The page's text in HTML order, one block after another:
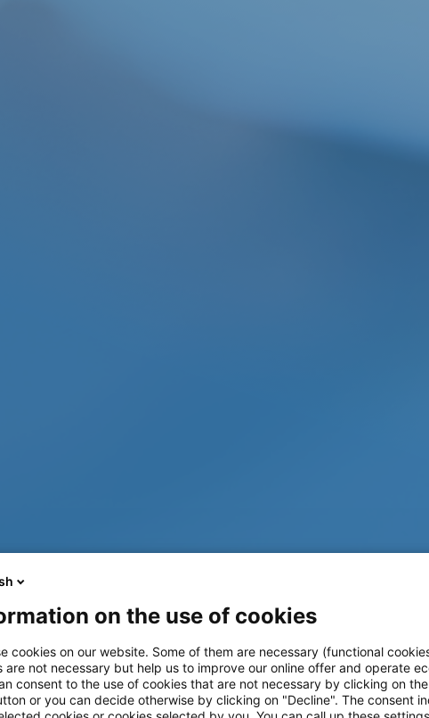
on the use of cookies
cookies on our website. Some of them are necessary (functional
are not necessary but help us to improve our online offer and operate
consent to the use of cookies that are not necessary by clicking on
or you can decide otherwise by clicking on "Decline". The consent